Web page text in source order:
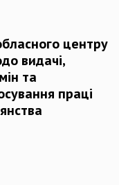
центру
видачі,
та
праці